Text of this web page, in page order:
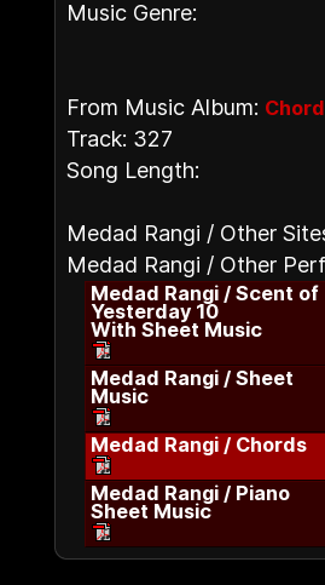
Music Genre:
From Music Album:
Track: 327
Song Length:
Medad Rangi / Other
Medad Rangi / Other
Medad Rangi / Scent of
Yesterday 10
With Sheet Music
Medad Rangi / Sheet
Music
Medad Rangi / Chords
Medad Rangi / Piano
Sheet Music